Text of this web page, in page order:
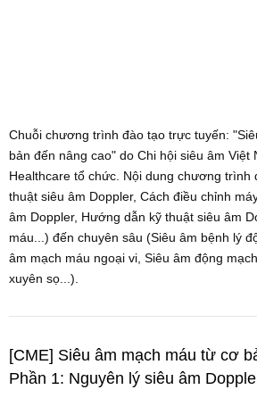
Chuỗi chương trình đào tạo trực tuyến:
bản đến nâng cao" do Chi hội siêu âm Việt
Healthcare tổ chức. Nội dung chương trình
thuật siêu âm Doppler, Cách điều chỉnh
âm Doppler, Hướng dẫn kỹ thuật siêu âm
máu...) đến chuyên sâu (Siêu âm bệnh lý
âm mạch máu ngoại vi, Siêu âm động
xuyên sọ...).
[CME] Siêu âm mạch máu từ cơ
Phần 1: Nguyên lý siêu âm